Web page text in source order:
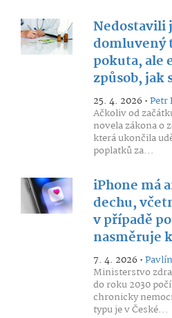
Nedostavili
domluvený
pokuta, ale
způsob, jak
25. 4. 2026 •Petr
Ačkoliv od
novela zákona o
která ukončila
poplatků za...
iPhone má
dechu,
v případě
nasměruje
7. 4. 2026 •
Ministerstvo
do roku 2030
chronicky
typu je v České...